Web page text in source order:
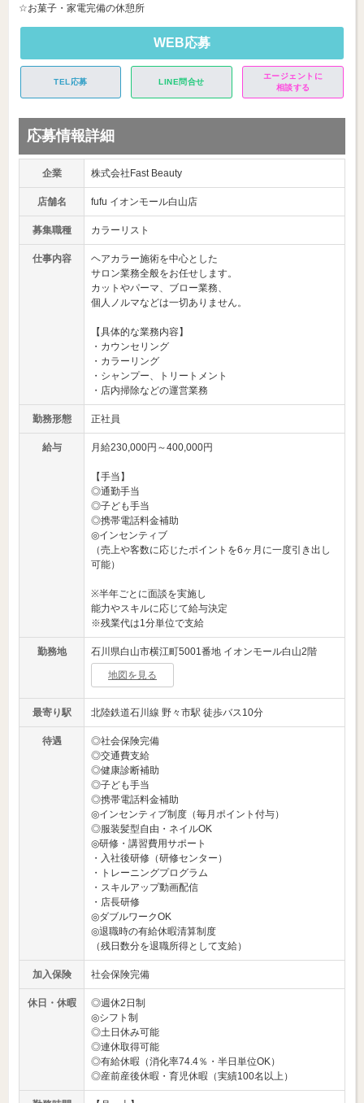
☆お菓子・家電完備の休憩所
WEB応募
TEL応募 LINE問合せ
エージェントに
相談する
応募情報詳細
企業 株式会社Fast Beauty
店舗名 fufu イオンモール白山店
募集職種 カラーリスト
仕事内容
ヘアカラー施術を中心とした
サロン業務全般をお任せします。
カットやパーマ、ブロー業務、
個人ノルマなどは一切ありません。
【具体的な業務内容】
・カウンセリング
・カラーリング
・シャンプー、トリートメント
・店内掃除などの運営業務
勤務形態 正社員
給与 月給230,000円～400,000円
【手当】
◎通勤手当
◎子ども手当
◎携帯電話料金補助
◎インセンティブ
（売上や客数に応じたポイントを6ヶ月に一度引き出し
可能）
※半年ごとに面談を実施し
能力やスキルに応じて給与決定
※残業代は1分単位で支給
勤務地 石川県白山市横江町5001番地 イオンモール白山2階
地図を見る
最寄り駅 北陸鉄道石川線 野々市駅 徒歩バス10分
待遇
◎社会保険完備
◎交通費支給
◎健康診断補助
◎子ども手当
◎携帯電話料金補助
◎インセンティブ制度（毎月ポイント付与）
◎服装髪型自由・ネイルOK
◎研修・講習費用サポート
・入社後研修（研修センター）
・トレーニングプログラム
・スキルアップ動画配信
・店長研修
◎ダブルワークOK
◎退職時の有給休暇清算制度
（残日数分を退職所得として支給）
加入保険 社会保険完備
休日・休暇
◎週休2日制
◎シフト制
◎土日休み可能
◎連休取得可能
◎有給休暇（消化率74.4％・半日単位OK）
◎産前産後休暇・育児休暇（実績100名以上）